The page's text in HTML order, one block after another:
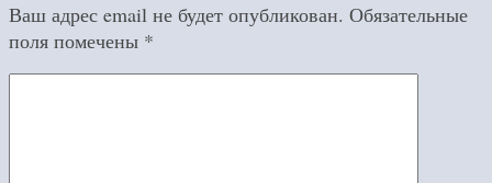
Ваш адрес email не будет опубликован. Обязательные
поля помечены *